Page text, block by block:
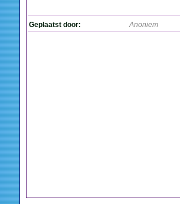
Geplaatst door: Anoniem